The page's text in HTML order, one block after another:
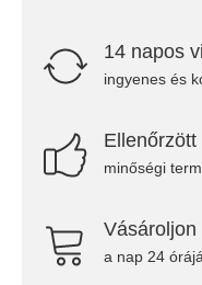
14 napos
ingyenes és
minőségi
Vásároljon
a nap 24